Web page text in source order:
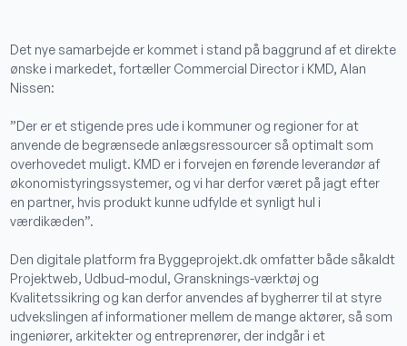
Det nye samarbejde er kommet i stand på baggrund af et direkte
ønske i markedet, fortæller Commercial Director i KMD, Alan
Nissen:
”Der er et stigende pres ude i kommuner og regioner for at
anvende de begrænsede anlægsressourcer så optimalt som
overhovedet muligt. KMD er i forvejen en førende leverandør af
økonomistyringssystemer, og vi har derfor været på jagt efter
en partner, hvis produkt kunne udfylde et synligt hul i
værdikæden”.
Den digitale platform fra Byggeprojekt.dk omfatter både såkaldt
Projektweb, Udbud-modul, Gransknings-værktøj og
Kvalitetssikring og kan derfor anvendes af bygherrer til at styre
udvekslingen af informationer mellem de mange aktører, så som
ingeniører, arkitekter og entreprenører, der indgår i et